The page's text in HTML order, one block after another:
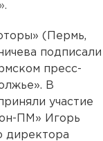
(Пермь,
подписали
пресс-
В
участие
ПМ» Игорь
директора